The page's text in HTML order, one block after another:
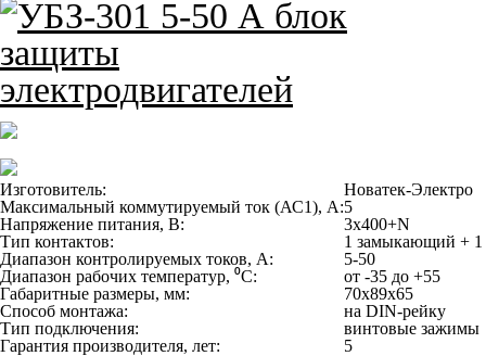
Изготовитель:
Новатек-Электро
Максимальный коммутируемый ток (АС1), А:5
Напряжение питания, В:
3x400+N
Тип контактов:
1 замыкающий +
Диапазон контролируемых токов, А:
5-50
Диапазон рабочих температур, ⁰С:
от -35 до +55
Габаритные размеры, мм:
70х89х65
Способ монтажа:
на DIN-рейку
Тип подключения:
винтовые зажимы
Гарантия производителя, лет:
5